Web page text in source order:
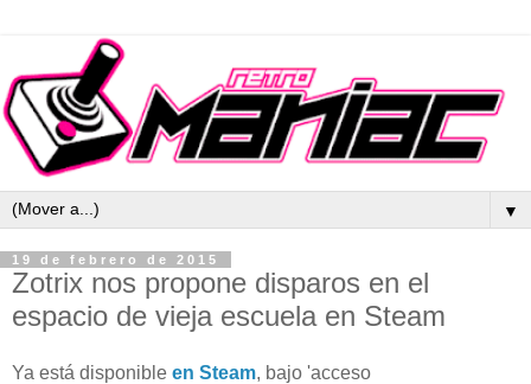
▼
19 de febrero de 2015
Zotrix nos propone disparos en el
espacio de vieja escuela en Steam
Ya está disponible en Steam, bajo 'acceso